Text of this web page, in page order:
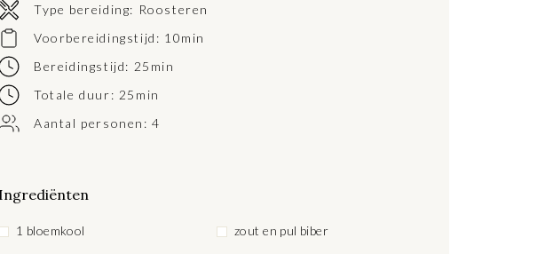
Type bereiding: Roosteren
Voorbereidingstijd: 10min
Bereidingstijd: 25min
Totale duur: 25min
Aantal personen: 4
Ingrediënten
1 bloemkool zout en pul biber